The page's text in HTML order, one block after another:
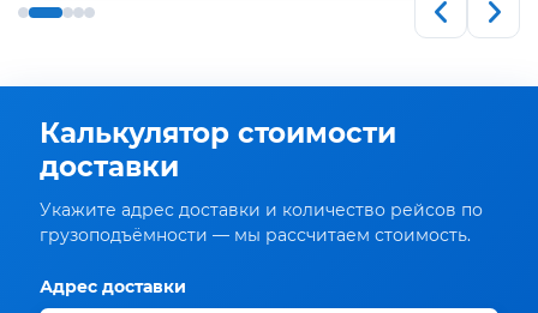
Калькулятор стоимости
доставки
Укажите адрес доставки и количество рейсов по
грузоподъёмности — мы рассчитаем стоимость.
Адрес доставки